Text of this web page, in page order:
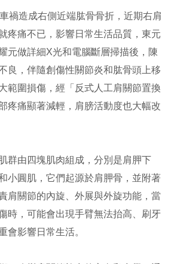
禍造成右側近端肱骨骨折，近期右肩
疼痛不已，影響日常生活品質，東元
元做詳細X光和電腦斷層掃描後，陳
良，伴隨創傷性關節炎和肱骨頭上移
範圍損傷，經「反式人工肩關節置換
疼痛顯著減輕，肩膀活動度也大幅改
群由四塊肌肉組成，分別是肩胛下
小圓肌，它們起源於肩胛骨，並附著
肩關節的內旋、外展與外旋功能，當
時，可能會出現手臂無法抬高、刷牙
會影響日常生活。